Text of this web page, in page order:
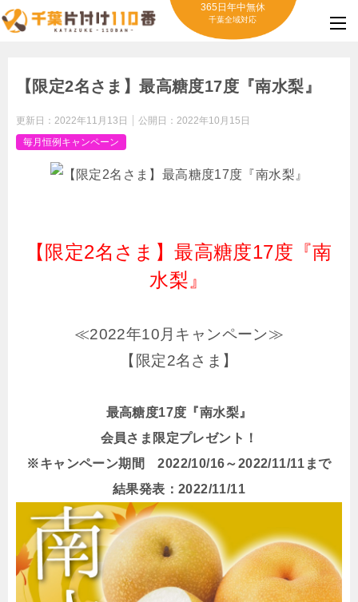
365日年中無休
千葉全域対応
【限定2名さま】最高糖度17度『南水梨』
更新日： 2022年11月13日 公開日： 2022年10月15日
毎月恒例キャンペーン
【限定2名さま】最高糖度17度『南
水梨』
≪2022年10月キャンペーン≫
【限定2名さま】
最高糖度17度『南水梨』
会員さま限定プレゼント！
※キャンペーン期間 2022/10/16～2022/11/11まで
結果発表：2022/11/11